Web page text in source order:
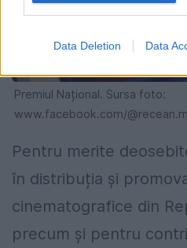
Data Deletion Data
Premiul Național. Sursa foto:
www.facebook.com/
Pentru merite
în distribuția și
cinematografice din
precum și pentru